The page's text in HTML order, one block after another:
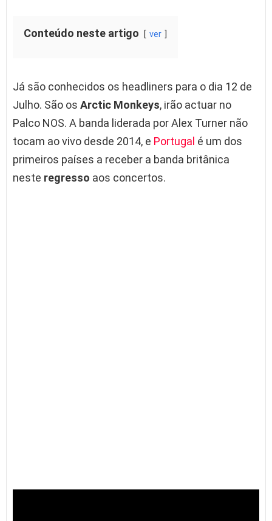
Conteúdo neste artigo ver
Já são conhecidos os headliners para o dia 12 de
Julho. São os Arctic Monkeys, irão actuar no
Palco NOS. A banda liderada por Alex Turner não
tocam ao vivo desde 2014, e Portugal é um dos
primeiros países a receber a banda britânica
neste regresso aos concertos.